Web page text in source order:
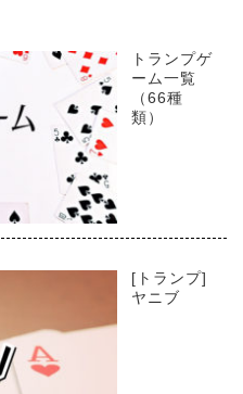
トランプゲ
ーム一覧
（66種
類）
[トランプ]
ヤニブ